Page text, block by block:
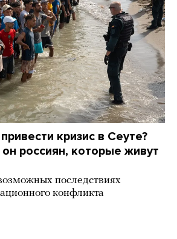
кризис в Сеуте?
россиян, которые живут
последствиях
конфликта